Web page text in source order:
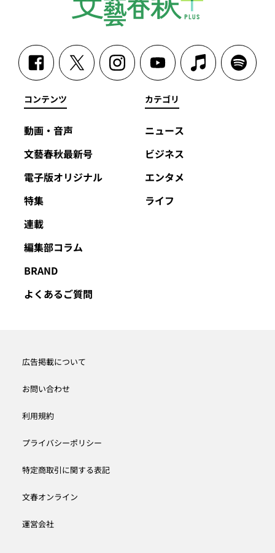
コンテンツ
動画・音声
文藝春秋最新号
電子版オリジナル
特集
連載
編集部コラム
BRAND
よくあるご質問
カテゴリ
ニュース
ビジネス
エンタメ
ライフ
広告掲載について
お問い合わせ
利用規約
プライバシーポリシー
特定商取引に関する表記
文春オンライン
運営会社